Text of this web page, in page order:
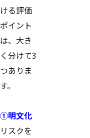
ける評価
ポイント
は、大き
く分けて3
つありま
す。
①明文化
リスクを